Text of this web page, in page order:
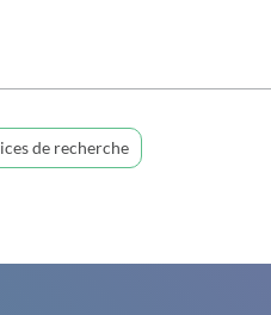
de recherche